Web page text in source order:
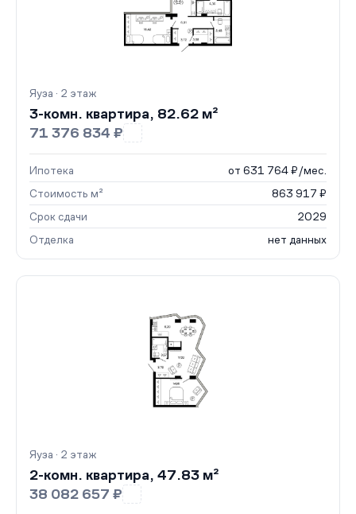
Яуза · 2 этаж
3-комн. квартира, 82.62 м²
71 376 834 ₽
Ипотека
от 631 764 ₽/мес.
Стоимость м²
863 917 ₽
Срок сдачи
2029
Отделка
нет данных
Яуза · 2 этаж
2-комн. квартира, 47.83 м²
38 082 657 ₽